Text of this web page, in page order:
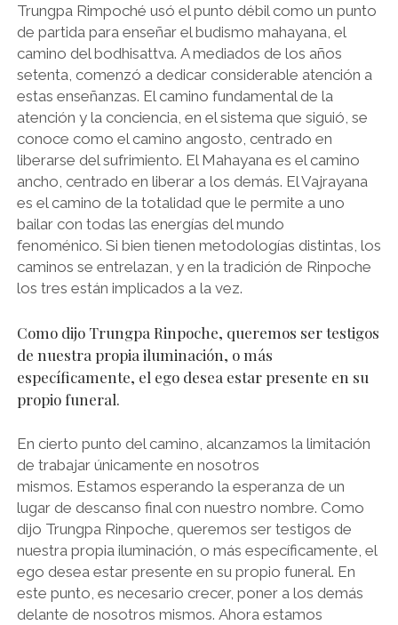
Trungpa Rimpoché usó el punto débil como un punto
de partida para enseñar el budismo mahayana, el
camino del bodhisattva. A mediados de los años
setenta, comenzó a dedicar considerable atención a
estas enseñanzas. El camino fundamental de la
atención y la conciencia, en el sistema que siguió, se
conoce como el camino angosto, centrado en
liberarse del sufrimiento. El Mahayana es el camino
ancho, centrado en liberar a los demás. El Vajrayana
es el camino de la totalidad que le permite a uno
bailar con todas las energías del mundo
fenoménico. Si bien tienen metodologías distintas, los
caminos se entrelazan, y en la tradición de Rinpoche
los tres están implicados a la vez.
Como dijo Trungpa Rinpoche, queremos ser testigos
de nuestra propia iluminación, o más
específicamente, el ego desea estar presente en su
propio funeral.
En cierto punto del camino, alcanzamos la limitación
de trabajar únicamente en nosotros
mismos. Estamos esperando la esperanza de un
lugar de descanso final con nuestro nombre. Como
dijo Trungpa Rinpoche, queremos ser testigos de
nuestra propia iluminación, o más específicamente, el
ego desea estar presente en su propio funeral. En
este punto, es necesario crecer, poner a los demás
delante de nosotros mismos. Ahora estamos